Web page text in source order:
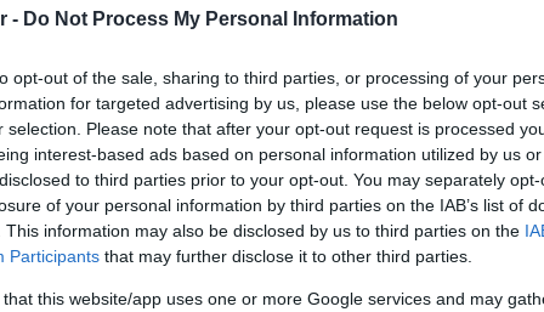
- Do Not Process My Personal Information
opt-out of the sale, sharing to third parties, or processing of your
for targeted advertising by us, please use the below opt-out
selection. Please note that after your opt-out request is processed
interest-based ads based on personal information utilized by us
to third parties prior to your opt-out. You may separately
of your personal information by third parties on the IAB’s list of
This information may also be disclosed by us to third parties on the
Participants that may further disclose it to other third parties.
that this website/app uses one or more Google services and may
ανάγκη.
της ΠΕΝΤΕ Α.Ε – ΓΑΛΑΞΙΑΣ, αναγνωρίζει την
των καταστημάτων της Θεσσαλίας, οι
τις επιπτώσεις των πλημμυρών.
Newsκαι μάθετε πρώτοι όλες τις